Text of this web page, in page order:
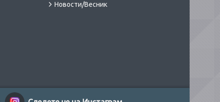
Новости/Весник